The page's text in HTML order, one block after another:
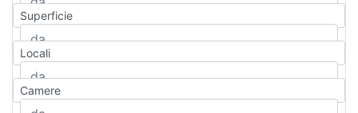
Casa indipendente
Casa Semi-indipendente
Attico/Mansarda
Rustico/Casale
Superficie
Locali
Camere